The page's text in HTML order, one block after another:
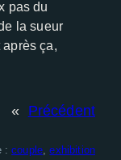
pas du
la sueur
ça,
«
Précédent
:couple , exhibition